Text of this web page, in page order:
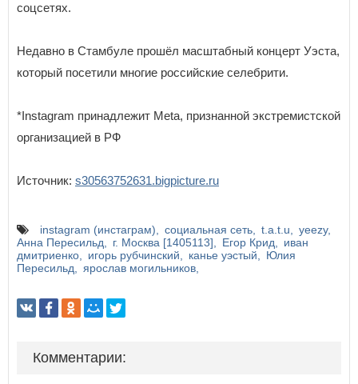
соцсетях.
Недавно в Стамбуле прошёл масштабный концерт Уэста,
который посетили многие российские селебрити.
*Instagram принадлежит Meta, признанной экстремистской
организацией в РФ
Источник: s30563752631.bigpicture.ru
instagram (инстаграм) социальная сеть t.a.t.u
yeezy
Анна Пересильд
г. Москва [1405113] Егор Крид
иван
дмитриенко
игорь рубчинский канье уэстый
Юлия
Пересильд
ярослав могильников
Комментарии: